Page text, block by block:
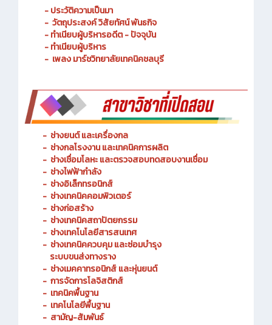
- ประวัติความเป็นมา
- วัตถุประสงค์ วิสัยทัศน์ พันธกิจ
- ทำเนียบผู้บริหารอดีต - ปัจจุบัน
- ทำเนียบผู้บริหาร
- เพลง มาร์ชวิทยาลัยเทคนิคชลบุรี
- ช่างยนต์ และเครื่องกล
- ช่างกลโรงงาน และเทคนิคการผลิต
- ช่างเชื่อมโลหะ และตรวจสอบทดสอบงานเชื่อม
- ช่างไฟฟ้ากำลัง
- ช่างอิเล็กทรอนิกส์
- ช่างเทคนิคคอมพิวเตอร์
- ช่างก่อสร้าง
- ช่างเทคนิคสถาปัตยกรรม
- ช่างเทคโนโลยีสารสนเทศ
- ช่างเทคนิคควบคุม และซ่อมบำรุง
ระบบขนส่งทางราง
- ช่างเมคคาทรอนิกส์ และหุ่นยนต์
- การจัดการโลจิสติกส์
- เทคนิคพื้นฐาน
- เทคโนโลยีพื้นฐาน
- สามัญ-สัมพันธ์